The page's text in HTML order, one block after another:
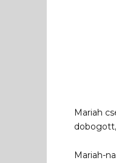
Mariah
Mariah-